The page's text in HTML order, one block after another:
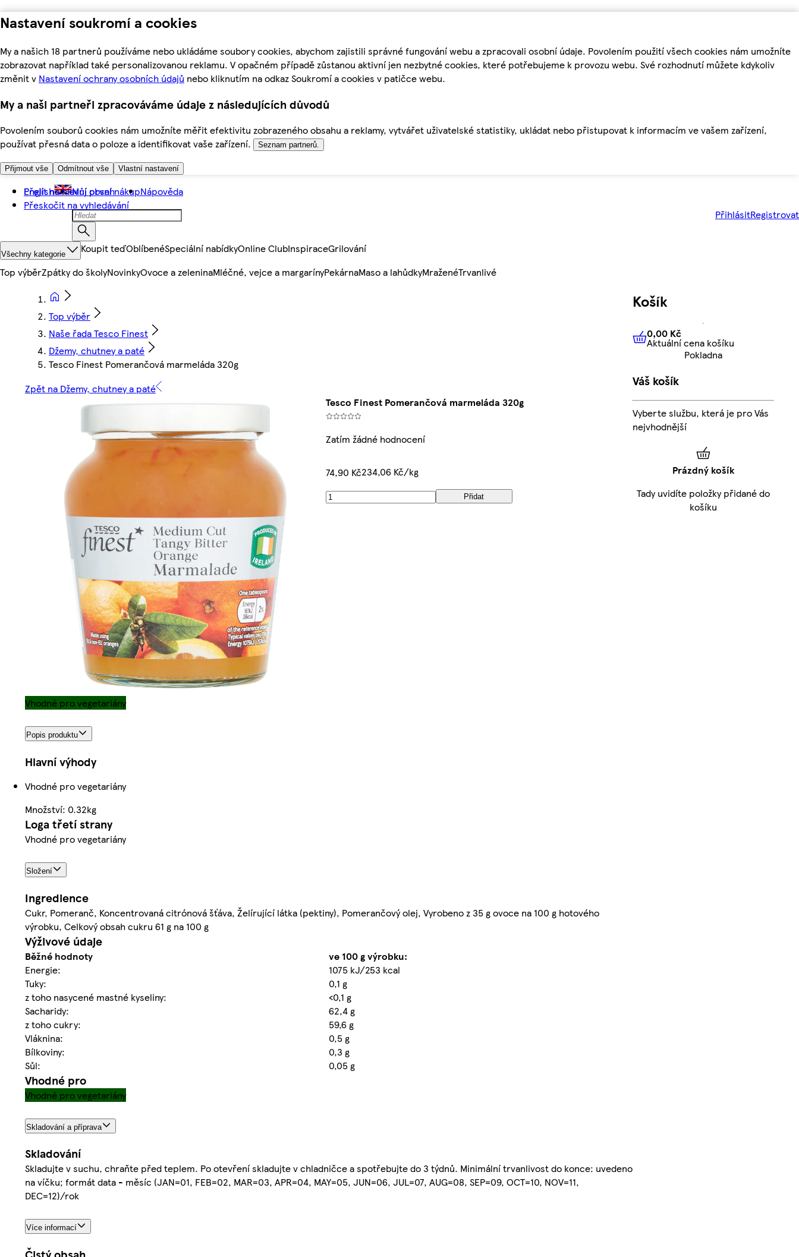
Nastavení soukromí a cookies
My a našich 18 partnerů používáme nebo ukládáme soubory cookies, abychom zajistili správné fungování webu a zpracovali osobní údaje. Povolením použití všech cookies nám umožníte
zobrazovat například také personalizovanou reklamu. V opačném případě zůstanou aktivní jen nezbytné cookies, které potřebujeme k provozu webu. Své rozhodnutí můžete kdykoliv
změnit v Nastavení ochrany osobních údajů nebo kliknutím na odkaz Soukromí a cookies v patičce webu.
My a naši partneři zpracováváme údaje z následujících důvodů
Povolením souborů cookies nám umožníte měřit efektivitu zobrazeného obsahu a reklamy, vytvářet uživatelské statistiky, ukládat nebo přistupovat k informacím ve vašem zařízení,
používat přesná data o poloze a identifikovat vaše zařízení.
Seznam partnerů.
Přijmout vše Odmítnout vše Vlastní nastavení
Přejít na hlavní obsah
Přeskočit na vyhledávání
English Můj první nákupNápověda
PřihlásitRegistrovat
Všechny kategorie Koupit teďOblíbenéSpeciální nabídkyOnline ClubInspiraceGrilování
Top výběrZpátky do školyNovinkyOvoce a zeleninaMléčné, vejce a margarínyPekárnaMaso a lahůdkyMraženéTrvanlivé
Top výběr
Naše řada Tesco Finest
Džemy, chutney a paté
Tesco Finest Pomerančová marmeláda 320g
Zpět na Džemy, chutney a paté
Tesco Finest Pomerančová marmeláda 320g
Zatím žádné hodnocení
74,90 Kč234,06 Kč/kg
Přidat
Vhodné pro vegetariány
Popis produktu
Hlavní výhody
Vhodné pro vegetariány
Množství: 0.32kg
Loga třetí strany
Vhodné pro vegetariány
Složení
Ingredience
Cukr, Pomeranč, Koncentrovaná citrónová šťáva, Želírující látka (pektiny), Pomerančový olej, Vyrobeno z 35 g ovoce na 100 g hotového
výrobku, Celkový obsah cukru 61 g na 100 g
Výživové údaje
Běžné hodnoty
ve 100 g výrobku:
Energie:
1075 kJ/253 kcal
Tuky:
0,1 g
z toho nasycené mastné kyseliny:
<0,1 g
Sacharidy:
62,4 g
z toho cukry:
59,6 g
Vláknina:
0,5 g
Bílkoviny:
0,3 g
Sůl:
0,05 g
Vhodné pro
Vhodné pro vegetariány
Skladování a příprava
Skladování
Skladujte v suchu, chraňte před teplem. Po otevření skladujte v chladničce a spotřebujte do 3 týdnů. Minimální trvanlivost do konce: uvedeno
na víčku; formát data - měsíc (JAN=01, FEB=02, MAR=03, APR=04, MAY=05, JUN=06, JUL=07, AUG=08, SEP=09, OCT=10, NOV=11,
DEC=12)/rok
Více informací
Košík
0,00 KčAktuální cena košíku
0,00 Kč
Aktuální cena košíku
Pokladna
Váš košík
Vyberte službu, která je pro Vás
nejvhodnější
Prázdný košík
Tady uvidíte položky přidané do
košíku